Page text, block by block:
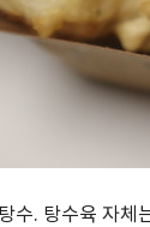
수. 탕수육 자체